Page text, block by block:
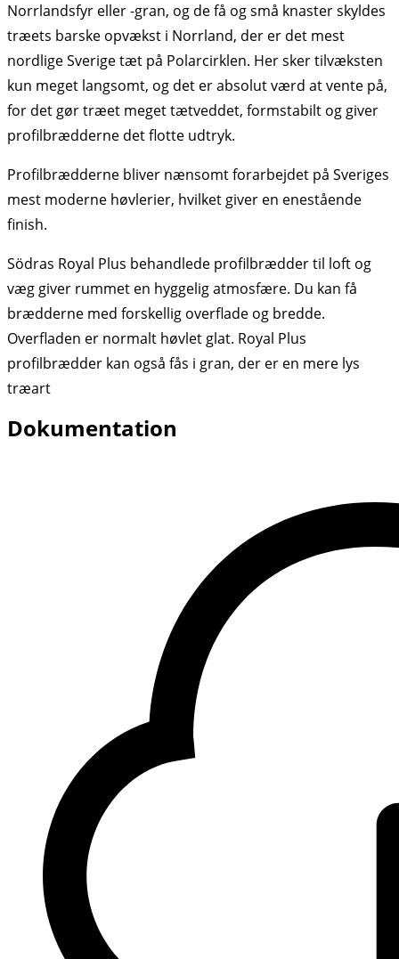
Norrlandsfyr eller -gran, og de få og små knaster skyldes
træets barske opvækst i Norrland, der er det mest
nordlige Sverige tæt på Polarcirklen. Her sker tilvæksten
kun meget langsomt, og det er absolut værd at vente på,
for det gør træet meget tætveddet, formstabilt og giver
profilbrædderne det flotte udtryk.
Profilbrædderne bliver nænsomt forarbejdet på Sveriges
mest moderne høvlerier, hvilket giver en enestående
finish.
Södras Royal Plus behandlede profilbrædder til loft og
væg giver rummet en hyggelig atmosfære. Du kan få
brædderne med forskellig overflade og bredde.
Overfladen er normalt høvlet glat. Royal Plus
profilbrædder kan også fås i gran, der er en mere lys
træart
Dokumentation